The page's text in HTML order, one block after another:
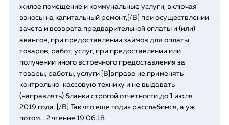
жилое помещение и коммунальные услуги, включая
взносы на капитальный ремонт,[/B] при осуществлении
зачета и возврата предварительной оплаты и (или)
авансов, при предоставлении займов для оплаты
товаров, работ, услуг, при предоставлении или
получении иного встречного предоставления за
товары, работы, услуги [B]вправе не применять
контрольно-кассовую технику и не выдавать
(направлять) бланки строгой отчетности до 1 июля
2019 года. [/B] Так что еще годик расслабимся, а уж
потом... 2 чтение 19.06.18